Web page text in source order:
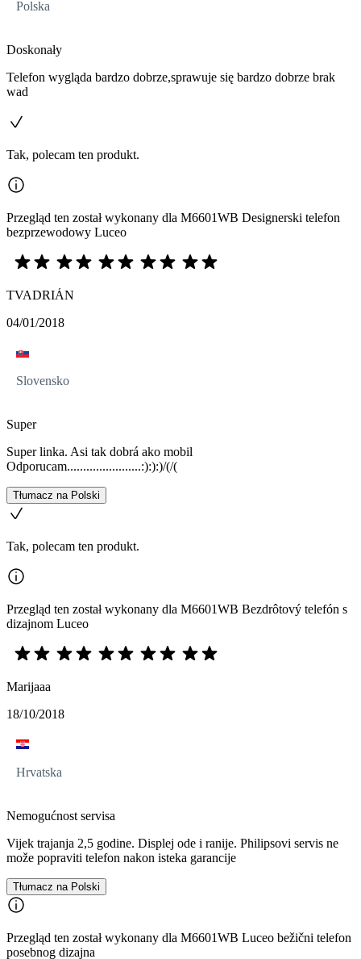
Polska
Doskonały
Telefon wygląda bardzo dobrze,sprawuje się bardzo dobrze brak
wad
Tak, polecam ten produkt.
Przegląd ten został wykonany dla M6601WB Designerski telefon
bezprzewodowy Luceo
TVADRIÁN
04/01/2018
Slovensko
Super
Super linka. Asi tak dobrá ako mobil
Odporucam.......................:):):)/(/(
Tłumacz na Polski
Tak, polecam ten produkt.
Przegląd ten został wykonany dla M6601WB Bezdrôtový telefón s
dizajnom Luceo
Marijaaa
18/10/2018
Hrvatska
Nemogućnost servisa
Vijek trajanja 2,5 godine. Displej ode i ranije. Philipsovi servis ne
može popraviti telefon nakon isteka garancije
Tłumacz na Polski
Przegląd ten został wykonany dla M6601WB Luceo bežični telefon
posebnog dizajna